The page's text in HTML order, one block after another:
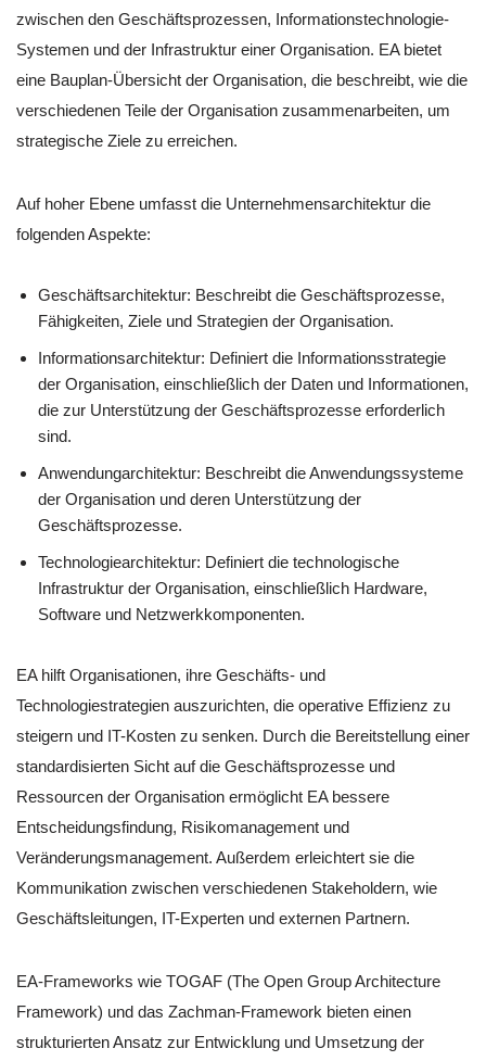
zwischen den Geschäftsprozessen, Informationstechnologie-
Systemen und der Infrastruktur einer Organisation. EA bietet
eine Bauplan-Übersicht der Organisation, die beschreibt, wie die
verschiedenen Teile der Organisation zusammenarbeiten, um
strategische Ziele zu erreichen.
Auf hoher Ebene umfasst die Unternehmensarchitektur die
folgenden Aspekte:
Geschäftsarchitektur: Beschreibt die Geschäftsprozesse,
Fähigkeiten, Ziele und Strategien der Organisation.
Informationsarchitektur: Definiert die Informationsstrategie
der Organisation, einschließlich der Daten und Informationen,
die zur Unterstützung der Geschäftsprozesse erforderlich
sind.
Anwendungarchitektur: Beschreibt die Anwendungssysteme
der Organisation und deren Unterstützung der
Geschäftsprozesse.
Technologiearchitektur: Definiert die technologische
Infrastruktur der Organisation, einschließlich Hardware,
Software und Netzwerkkomponenten.
EA hilft Organisationen, ihre Geschäfts- und
Technologiestrategien auszurichten, die operative Effizienz zu
steigern und IT-Kosten zu senken. Durch die Bereitstellung einer
standardisierten Sicht auf die Geschäftsprozesse und
Ressourcen der Organisation ermöglicht EA bessere
Entscheidungsfindung, Risikomanagement und
Veränderungsmanagement. Außerdem erleichtert sie die
Kommunikation zwischen verschiedenen Stakeholdern, wie
Geschäftsleitungen, IT-Experten und externen Partnern.
EA-Frameworks wie TOGAF (The Open Group Architecture
Framework) und das Zachman-Framework bieten einen
strukturierten Ansatz zur Entwicklung und Umsetzung der